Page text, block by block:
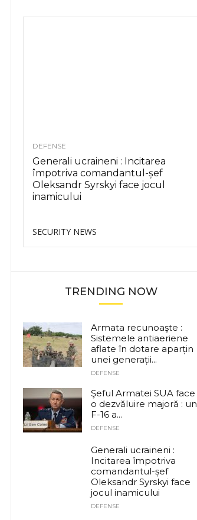
DEFENSE
Generali ucraineni : Incitarea
împotriva comandantul-șef
Oleksandr Syrskyi face jocul
inamicului
SECURITY NEWS
TRENDING NOW
Armata recunoaşte :
Sistemele antiaeriene
aflate în dotare aparțin
unei generații...
DEFENSE
Şeful Armatei SUA face
o dezvăluire majoră : un
F-16 a...
DEFENSE
Generali ucraineni :
Incitarea împotriva
comandantul-șef
Oleksandr Syrskyi face
jocul inamicului
DEFENSE